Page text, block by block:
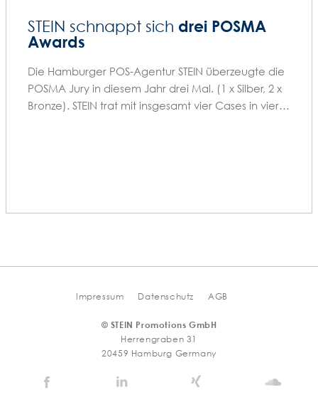
STEIN schnappt sich drei POSMA
Awards
Die Hamburger POS-Agentur STEIN überzeugte die
POSMA Jury in diesem Jahr drei Mal. (1 x Silber, 2 x
Bronze). STEIN trat mit insgesamt vier Cases in vier…
Impressum Datenschutz AGB
© STEIN Promotions GmbH
Herrengraben 31
20459 Hamburg Germany
Stein